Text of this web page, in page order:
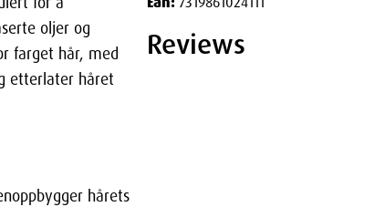
oljer og
farget hår, med
etterlater håret
hårets
Reviews